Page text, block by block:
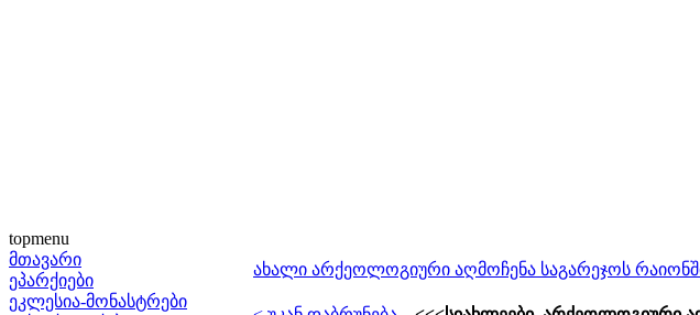
topmenu
მთავარი
ეპარქიები
ეკლესია-მონასტრები
ახალი არქეოლოგიური აღმოჩენა საგარეჯოს